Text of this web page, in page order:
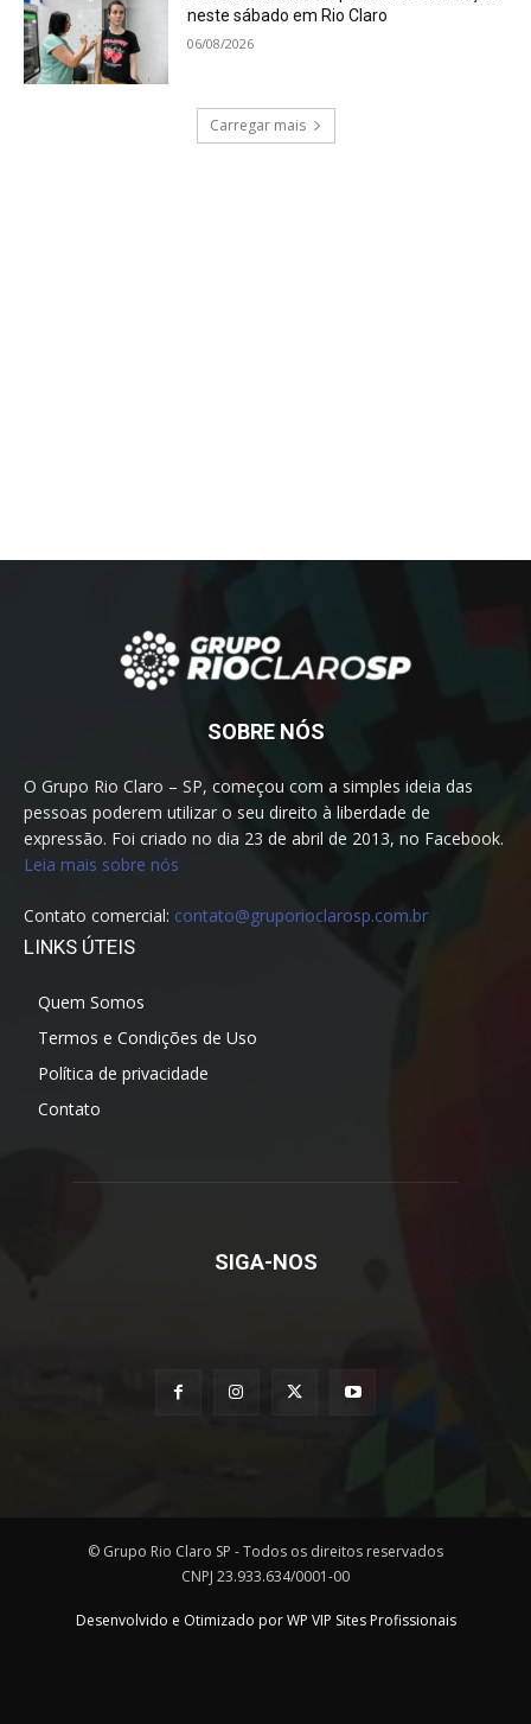
neste sábado em Rio Claro
06/08/2026
Carregar mais
SOBRE NÓS
O Grupo Rio Claro – SP, começou com a simples ideia das
pessoas poderem utilizar o seu direito à liberdade de
expressão. Foi criado no dia 23 de abril de 2013, no Facebook.
Leia mais sobre nós
Contato comercial: contato@gruporioclarosp.com.br
LINKS ÚTEIS
Quem Somos
Termos e Condições de Uso
Política de privacidade
Contato
SIGA-NOS
© Grupo Rio Claro SP - Todos os direitos reservados
CNPJ 23.933.634/0001-00
Desenvolvido e Otimizado por WP VIP Sites Profissionais